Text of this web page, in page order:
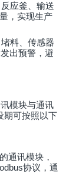
应釜、输送
，实现生产
料、传感器
出预警，避
模块与通讯
期可按照以下
通讯模块，
协议，通